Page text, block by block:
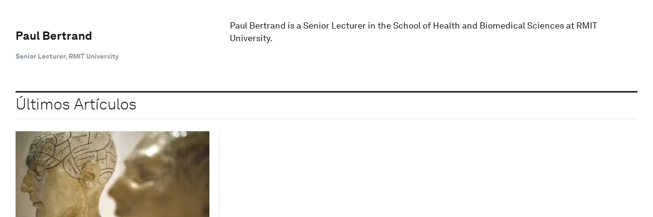
Paul Bertrand
Senior Lecturer, RMIT University
Paul Bertrand is a Senior Lecturer in the School of Health and Biomedical Sciences at RMIT
University.
Últimos Artículos